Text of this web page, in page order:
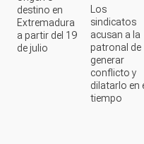
Extremadura
a partir del 19
de julio
sindicatos
acusan a la
patronal de
generar
conflicto y
dilatarlo en el
tiempo